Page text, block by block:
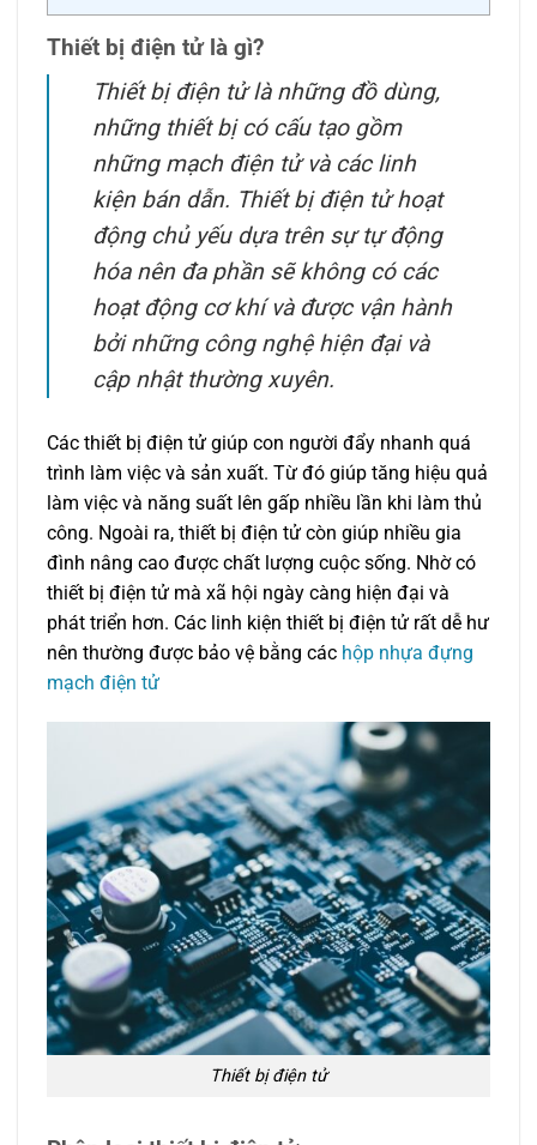
Thiết bị điện tử là gì?
Thiết bị điện tử là những đồ dùng,
những thiết bị có cấu tạo gồm
những mạch điện tử và các linh
kiện bán dẫn. Thiết bị điện tử hoạt
động chủ yếu dựa trên sự tự động
hóa nên đa phần sẽ không có các
hoạt động cơ khí và được vận hành
bởi những công nghệ hiện đại và
cập nhật thường xuyên.
Các thiết bị điện tử giúp con người đẩy nhanh quá
trình làm việc và sản xuất. Từ đó giúp tăng hiệu quả
làm việc và năng suất lên gấp nhiều lần khi làm thủ
công. Ngoài ra, thiết bị điện tử còn giúp nhiều gia
đình nâng cao được chất lượng cuộc sống. Nhờ có
thiết bị điện tử mà xã hội ngày càng hiện đại và
phát triển hơn. Các linh kiện thiết bị điện tử rất dễ hư
nên thường được bảo vệ bằng các hộp nhựa đựng
mạch điện tử
Thiết bị điện tử